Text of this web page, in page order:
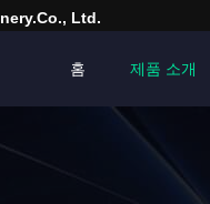
Ltd.
홈 제품 소개